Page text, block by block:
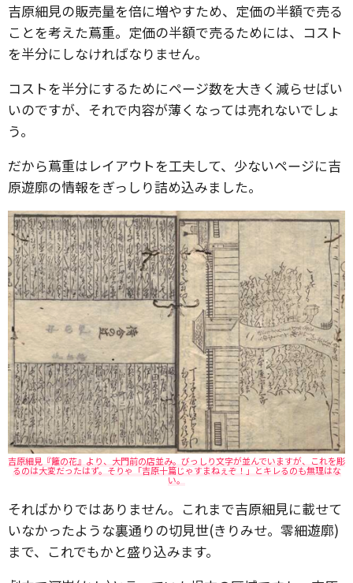
吉原細見の販売量を倍に増やすため、定価の半額で売る
ことを考えた蔦重。定価の半額で売るためには、コスト
を半分にしなければなりません。
コストを半分にするためにページ数を大きく減らせばい
いのですが、それで内容が薄くなっては売れないでしょ
う。
だから蔦重はレイアウトを工夫して、少ないページに吉
原遊廓の情報をぎっしり詰め込みました。
吉原細見『籬の花』より、大門前の店並み。びっしり文字が並んでいますが、これを彫
るのは大変だったはず。そりゃ「吉原十篇じゃすまねぇぞ！」とキレるのも無理はな
い。
そればかりではありません。これまで吉原細見に載せて
いなかったような裏通りの切見世(きりみせ。零細遊廓)
まで、これでもかと盛り込みます。